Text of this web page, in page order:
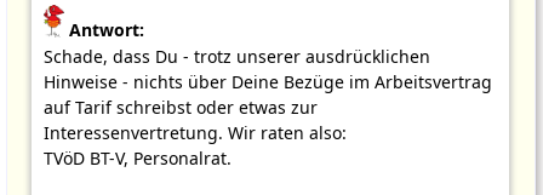
Antwort:
Schade, dass Du - trotz unserer ausdrücklichen
Hinweise - nichts über Deine Bezüge im Arbeitsvertrag
auf Tarif schreibst oder etwas zur
Interessenvertretung. Wir raten also:
TVöD BT-V, Personalrat.